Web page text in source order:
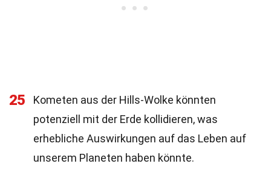
25
Kometen aus der Hills-Wolke könnten
potenziell mit der Erde kollidieren, was
erhebliche Auswirkungen auf das Leben auf
unserem Planeten haben könnte.